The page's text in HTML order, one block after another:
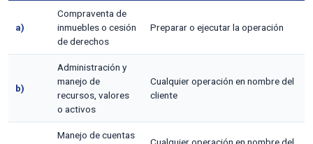
a)
Compraventa de
inmuebles o cesión
de derechos
Preparar o ejecutar la operación
b)
Administración y
manejo de
recursos, valores
o activos
Cualquier operación en nombre del
cliente
Manejo de cuentas
Cualquier operación en nombre del